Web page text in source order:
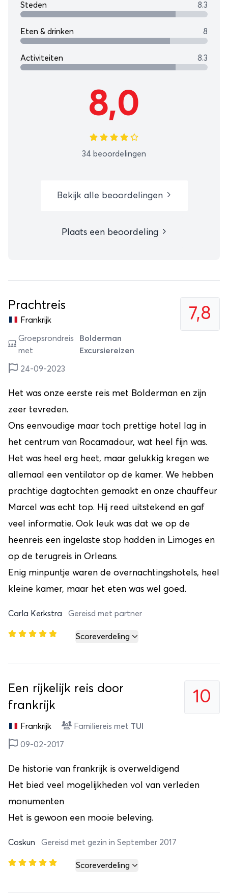
Steden 8.3
Eten & drinken 8
Activiteiten 8.3
8,0
34 beoordelingen
Bekijk alle beoordelingen
Plaats een beoordeling
7,8
Prachtreis
Frankrijk
Groepsrondreis
met
Bolderman
Excursiereizen
24-09-2023
Het was onze eerste reis met Bolderman en zijn
zeer tevreden.
Ons eenvoudige maar toch prettige hotel lag in
het centrum van Rocamadour, wat heel fijn was.
Het was heel erg heet, maar gelukkig kregen we
allemaal een ventilator op de kamer. We hebben
prachtige dagtochten gemaakt en onze chauffeur
Marcel was echt top. Hij reed uitstekend en gaf
veel informatie. Ook leuk was dat we op de
heenreis een ingelaste stop hadden in Limoges en
op de terugreis in Orleans.
Enig minpuntje waren de overnachtingshotels, heel
kleine kamer, maar het eten was wel goed.
Carla Kerkstra Gereisd met partner
Scoreverdeling
10
Een rijkelijk reis door
frankrijk
Frankrijk Familiereis met TUI
09-02-2017
De historie van frankrijk is overweldigend
Het bied veel mogelijkheden vol van verleden
monumenten
Het is gewoon een mooie beleving.
Coskun Gereisd met gezin in September 2017
Scoreverdeling